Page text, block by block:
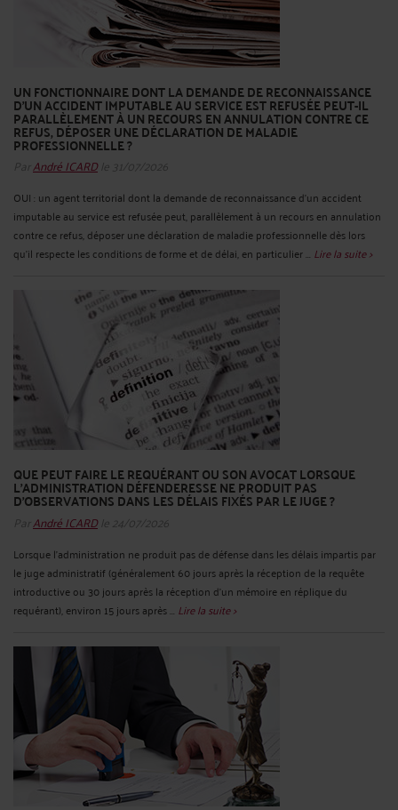
UN FONCTIONNAIRE DONT LA DEMANDE DE RECONNAISSANCE
D’UN ACCIDENT IMPUTABLE AU SERVICE EST REFUSÉE PEUT-IL
PARALLÈLEMENT À UN RECOURS EN ANNULATION CONTRE CE
REFUS, DÉPOSER UNE DÉCLARATION DE MALADIE
PROFESSIONNELLE ?
ParAndré ICARDle 31/07/2026
OUI : un agent territorial dont la demande de reconnaissance d’un accident
imputable au service est refusée peut, parallèlement à un recours en annulation
contre ce refus, déposer une déclaration de maladie professionnelle dès lors
qu’il respecte les conditions de forme et de délai, en particulier ... Lire la suite >
QUE PEUT FAIRE LE REQUÉRANT OU SON AVOCAT LORSQUE
L'ADMINISTRATION DÉFENDERESSE NE PRODUIT PAS
D'OBSERVATIONS DANS LES DÉLAIS FIXÉS PAR LE JUGE ?
ParAndré ICARDle 24/07/2026
Lorsque l’administration ne produit pas de défense dans les délais impartis par
le juge administratif (généralement 60 jours après la réception de la requête
introductive ou 30 jours après la réception d’un mémoire en réplique du
requérant), environ 15 jours après ... Lire la suite >